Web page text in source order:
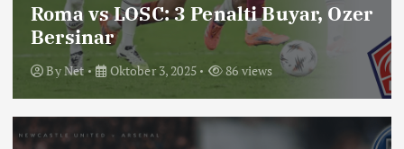
Roma vs LOSC: 3 Penalti Buyar, Ozer
Bersinar
ByNet Oktober 3, 2025 86 views